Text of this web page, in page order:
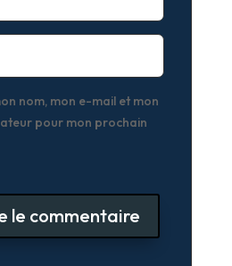
nom, mon e-mail et mon
pour mon prochain
le commentaire